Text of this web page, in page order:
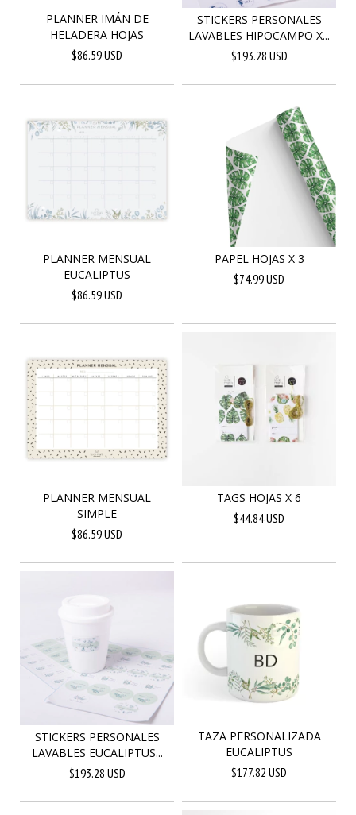
PLANNER IMÁN DE
HELADERA HOJAS
$86.59 USD
STICKERS PERSONALES
LAVABLES HIPOCAMPO X...
$193.28 USD
PLANNER MENSUAL
EUCALIPTUS
$86.59 USD
PAPEL HOJAS X 3
$74.99 USD
PLANNER MENSUAL
SIMPLE
$86.59 USD
TAGS HOJAS X 6
$44.84 USD
STICKERS PERSONALES
LAVABLES EUCALIPTUS...
$193.28 USD
TAZA PERSONALIZADA
EUCALIPTUS
$177.82 USD